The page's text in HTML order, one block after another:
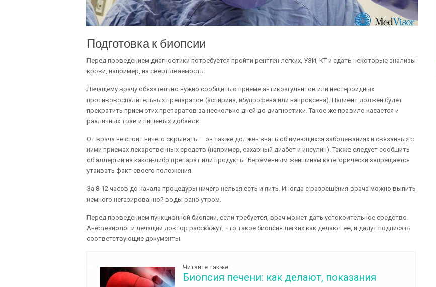
Подготовка к биопсии
Перед проведением диагностики потребуется пройти рентген легких, УЗИ, КТ и сдать некоторые анализы
крови, например, на свертываемость.
Лечащему врачу обязательно нужно сообщить о приеме антикоагулянтов или нестероидных
противовоспалительных препаратов (аспирина, ибупрофена или напроксена). Пациент должен будет
прекратить прием этих препаратов за несколько дней до диагностики. Такое же правило касается и
различных трав и пищевых добавок.
От врача не стоит ничего скрывать — он также должен знать об имеющихся заболеваниях и связанных с
ними приемах лекарственных средств (например, сахарный диабет и инсулин). Также следует сообщить
об аллергии на какой-либо препарат или продукты. Беременным женщинам категорически запрещается
утаивать факт своего положения.
За 8-12 часов до начала процедуры ничего нельзя есть и пить. Иногда с разрешения врача можно выпить
немного негазированной воды рано утром.
Перед проведением пункционной биопсии, если требуется, врач может дать успокоительное средство.
Анестезиолог и лечащий доктор расскажут, что такое биопсия легких как делают ее, и дадут подписать
соответствующие документы.
Читайте также:
Биопсия печени: как делают, показания